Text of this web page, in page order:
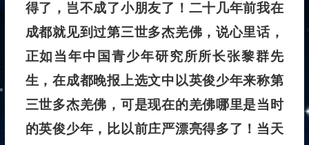
得了，岂不成了小朋友了！二十几年前我在
成都就见到过第三世多杰羌佛，说心里话，
正如当年中国青少年研究所所长张黎群先
生，在成都晚报上选文中以英俊少年来称第
三世多杰羌佛，可是现在的羌佛哪里是当时
的英俊少年，比以前庄严漂亮得多了！当天